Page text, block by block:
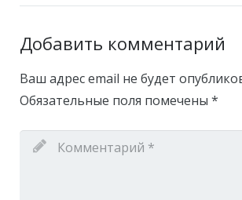
Добавить комментарий
Ваш адрес email не будет
Обязательные поля помечены *